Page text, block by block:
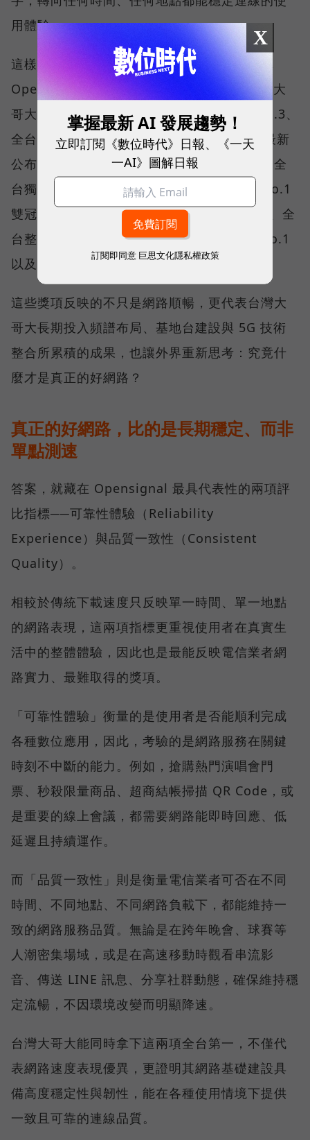
用體驗。
這樣的轉變，也反映在國際權威網路分析機構
Opensignal 公布的評比結果。今年初，台灣大
哥大不僅率先奪下「 4G／5G 在線率全球 No.3、
全台 No.1 」國際級榮譽，在 Opensignal 最新
公布的台灣行動網路體驗報告中，更一舉斬獲全
台獨有的「可靠性體驗」與「品質一致性」No.1
雙冠王，同時，包辦全台整體影音體驗 No.1、全
台整體語音體驗 No.1、全台 5G 語音體驗 No.1
以及全台網路在線率 No.1 多項榮譽。
這些獎項反映的不只是網路順暢，更代表台灣大
哥大長期投入頻譜布局、基地台建設與 5G 技術
整合所累積的成果，也讓外界重新思考：究竟什
麼才是真正的好網路？
真正的好網路，比的是長期穩定、而非
單點測速
答案，就藏在 Opensignal 最具代表性的兩項評
比指標──可靠性體驗（Reliability
Experience）與品質一致性（Consistent
Quality）。
相較於傳統下載速度只反映單一時間、單一地點
的網路表現，這兩項指標更重視使用者在真實生
活中的整體體驗，因此也是最能反映電信業者網
路實力、最難取得的獎項。
「可靠性體驗」衡量的是使用者是否能順利完成
各種數位應用，因此，考驗的是網路服務在關鍵
時刻不中斷的能力。例如，搶購熱門演唱會門
票、秒殺限量商品、超商結帳掃描 QR Code，或
是重要的線上會議，都需要網路能即時回應、低
延遲且持續運作。
而「品質一致性」則是衡量電信業者可否在不同
時間、不同地點、不同網路負載下，都能維持一
致的網路服務品質。無論是在跨年晚會、球賽等
人潮密集場域，或是在高速移動時觀看串流影
音、傳送 LINE 訊息、分享社群動態，確保維持穩
定流暢，不因環境改變而明顯降速。
台灣大哥大能同時拿下這兩項全台第一，不僅代
表網路速度表現優異，更證明其網路基礎建設具
備高度穩定性與韌性，能在各種使用情境下提供
一致且可靠的連線品質。
X
掌握最新 AI 發展趨勢！
立即訂閱《數位時代》日報、《一天
一AI》圖解日報
訂閱即同意 巨思文化隱私權政策